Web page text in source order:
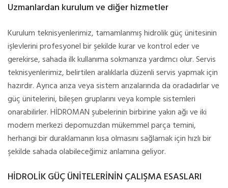
Uzmanlardan kurulum ve diğer hizmetler
Kurulum teknisyenlerimiz, tamamlanmış hidrolik güç ünitesinin
işlevlerini profesyonel bir şekilde kurar ve kontrol eder ve
gerekirse, sahada ilk kullanıma sokmanıza yardımcı olur. Servis
teknisyenlerimiz, belirtilen aralıklarla düzenli servis yapmak için
hazırdır. Ayrıca arıza veya sistem arızalarında da oradadırlar ve
güç ünitelerini, bileşen gruplarını veya komple sistemleri
onarabilirler. HİDROMAN şubelerinin birbirine yakın ağı ve iki
modern merkezi depomuzdan mükemmel parça temini,
herhangi bir duraklamanın kısa olmasını sağlamak için hızlı bir
şekilde sahada olabileceğimiz anlamına geliyor.
HİDROLİK GÜÇ ÜNİTELERİNİN ÇALIŞMA ESASLARI